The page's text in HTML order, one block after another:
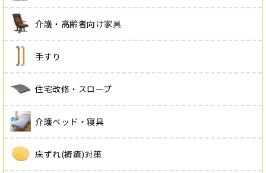
介護・高齢者向け家具
手すり
住宅改修・スロープ
介護ベッド・寝具
床ずれ(褥瘡)対策